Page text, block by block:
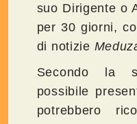
suo Dirigente o
per 30 giorni,
di notizie
Secondo la
possibile
potrebbero